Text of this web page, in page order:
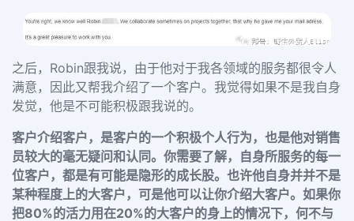
之后， Robin跟我说，由于他对于我各领域的服务都很令人
满意，因此又帮我介绍了一个客户。我觉得如果不是我自身
发觉，他是不可能积极跟我说的。
客户介绍客户，是客户的一个积极个人行为，也是他对销售
员较大的毫无疑问和认同。你需要了解，自身所服务的每一
位客户，都是有可能是隐形的成长股。也许他自身并并不是
某种程度上的大客户，可是他可以让你介绍大客户。如果你
把80%的活力用在20%的大客户的身上的情况下，何不与